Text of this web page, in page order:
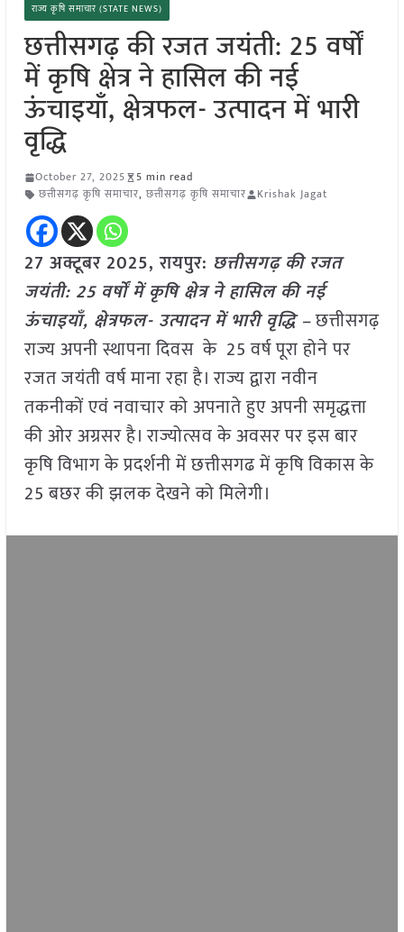
राज्य कृषि समाचार (STATE NEWS)
छत्तीसगढ़ की रजत जयंती: 25 वर्षों
में कृषि क्षेत्र ने हासिल की नई
ऊंचाइयाँ, क्षेत्रफल- उत्पादन में भारी
वृद्धि
October 27, 2025
5 min read
छत्तीसगढ़ कृषि समाचार, छत्तीसगढ़ कृषि समाचार Krishak Jagat
27 अक्टूबर 2025, रायपुर: छत्तीसगढ़ की रजत
जयंती: 25 वर्षों में कृषि क्षेत्र ने हासिल की नई
ऊंचाइयाँ, क्षेत्रफल- उत्पादन में भारी वृद्धि –छत्तीसगढ़
राज्य अपनी स्थापना दिवस के 25 वर्ष पूरा होने पर
रजत जयंती वर्ष माना रहा है। राज्य द्वारा नवीन
तकनीकों एवं नवाचार को अपनाते हुए अपनी समृद्धत्ता
की ओर अग्रसर है। राज्योत्सव के अवसर पर इस बार
कृषि विभाग के प्रदर्शनी में छत्तीसगढ में कृषि विकास के
25 बछर की झलक देखने को मिलेगी।